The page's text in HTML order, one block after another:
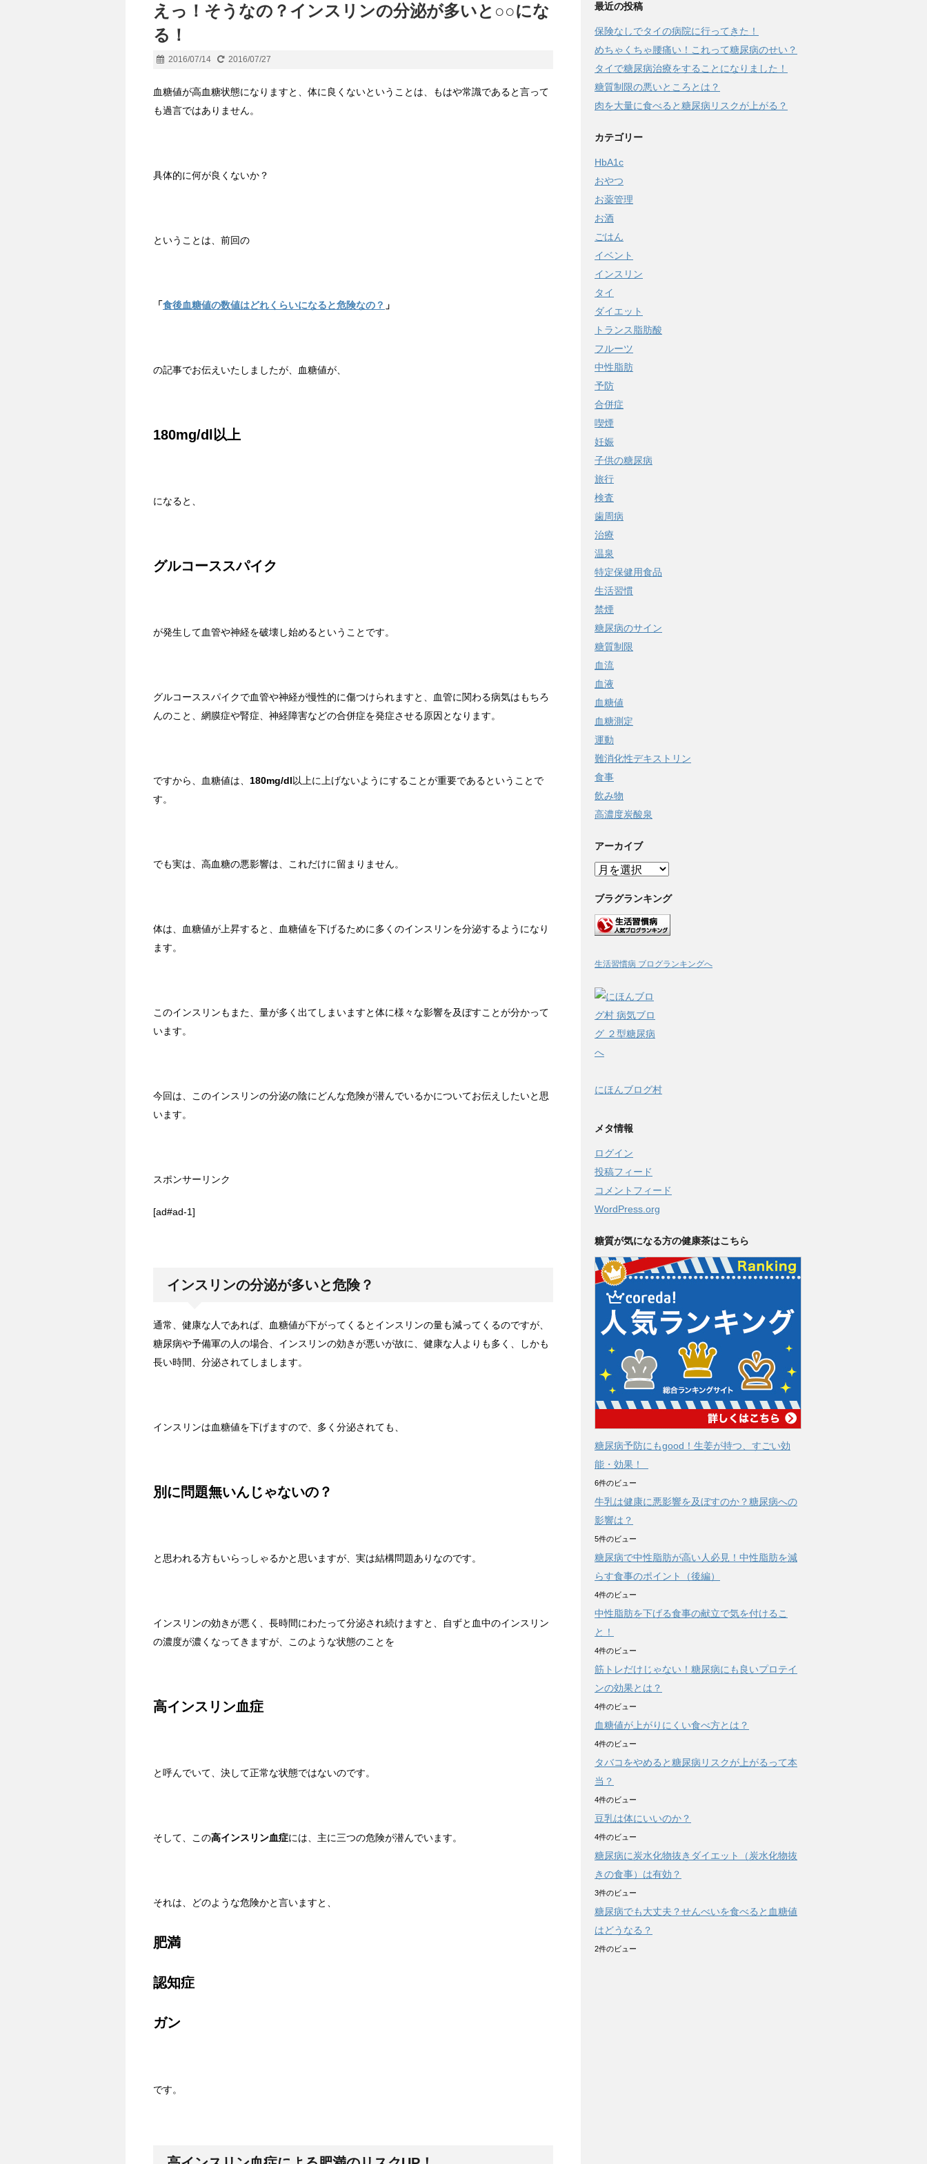
えっ！そうなの？インスリンの分泌が多いと○○にな
る！
2016/07/14 2016/07/27
血糖値が高血糖状態になりますと、体に良くないということは、もはや常識であると言って
も過言ではありません。
具体的に何が良くないか？
ということは、前回の
「食後血糖値の数値はどれくらいになると危険なの？ 」
の記事でお伝えいたしましたが、血糖値が、
180mg/dl 以上
になると、
グルコーススパイク
が発生して血管や神経を破壊し始めるということです。
グルコーススパイクで血管や神経が慢性的に傷つけられますと、血管に関わる病気はもちろ
んのこと、網膜症や腎症、神経障害などの合併症を発症させる原因となります。
ですから、血糖値は、 180mg/dl以上に上げないようにすることが重要であるということで
す。
でも実は、高血糖の悪影響は、これだけに留まりません。
体は、血糖値が上昇すると、血糖値を下げるために多くのインスリンを分泌するようになり
ます。
このインスリンもまた、量が多く出てしまいますと体に様々な影響を及ぼすことが分かって
います。
今回は、このインスリンの分泌の陰にどんな危険が潜んでいるかについてお伝えしたいと思
います。
スポンサーリンク
[ad#ad-1]
インスリンの分泌が多いと危険？
通常、健康な人であれば、血糖値が下がってくるとインスリンの量も減ってくるのですが、
糖尿病や予備軍の人の場合、インスリンの効きが悪いが故に、健康な人よりも多く、しかも
長い時間、分泌されてしまします。
インスリンは血糖値を下げますので、多く分泌されても、
別に問題無いんじゃないの？
と思われる方もいらっしゃるかと思いますが、実は結構問題ありなのです。
インスリンの効きが悪く、長時間にわたって分泌され続けますと、自ずと血中のインスリン
の濃度が濃くなってきますが、このような状態のことを
高インスリン血症
と呼んでいて、決して正常な状態ではないのです。
そして、この高インスリン血症には、主に三つの危険が潜んでいます。
それは、どのような危険かと言いますと、
肥満
認知症
ガン
です。
最近の投稿
保険なしでタイの病院に行ってきた！
めちゃくちゃ腰痛い！これって糖尿病のせい？
タイで糖尿病治療をすることになりました！
糖質制限の悪いところとは？
肉を大量に食べると糖尿病リスクが上がる？
カテゴリー
HbA1c
おやつ
お薬管理
お酒
ごはん
イベント
インスリン
タイ
ダイエット
トランス脂肪酸
フルーツ
中性脂肪
予防
合併症
喫煙
妊娠
子供の糖尿病
旅行
検査
歯周病
治療
温泉
特定保健用食品
生活習慣
禁煙
糖尿病のサイン
糖質制限
血流
血液
血糖値
血糖測定
運動
難消化性デキストリン
食事
飲み物
高濃度炭酸泉
アーカイブ
ア
カ
ブ
ブラグランキング
生活習慣病 ブログランキングへ
にほんブログ村
メタ情報
ログイン
投稿フィード
コメントフィード
WordPress.org
糖質が気になる方の健康茶はこちら
糖尿病予防にもgood！生姜が持つ、すごい効
能・効果！
6件のビュー
牛乳は健康に悪影響を及ぼすのか？糖尿病への
影響は？
5件のビュー
糖尿病で中性脂肪が高い人必見！中性脂肪を減
らす食事のポイント（後編）
4件のビュー
中性脂肪を下げる食事の献立で気を付けるこ
と！
4件のビュー
筋トレだけじゃない！糖尿病にも良いプロテイ
ンの効果とは？
4件のビュー
血糖値が上がりにくい食べ方とは？
4件のビュー
タバコをやめると糖尿病リスクが上がるって本
当？
4件のビュー
豆乳は体にいいのか？
4件のビュー
糖尿病に炭水化物抜きダイエット（炭水化物抜
きの食事）は有効？
3件のビュー
糖尿病でも大丈夫？せんべいを食べると血糖値
はどうなる？
2件のビュー